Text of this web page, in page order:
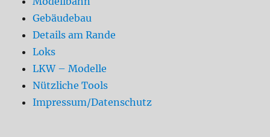
Gebäudebau
Details am Rande
Loks
LKW – Modelle
Nützliche Tools
Impressum/Datenschutz